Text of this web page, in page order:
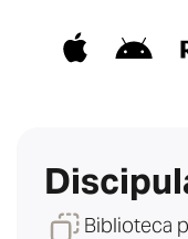
Biblioteca